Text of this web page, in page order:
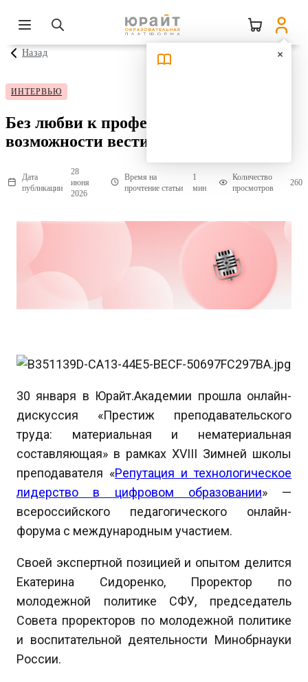
Назад
ИНТЕРВЬЮ
Без любви к профессии сегодня нет
возможности вести занятия
Дата
публикации
28
июня
2026
Время на
прочтение статьи
1
мин
Количество
просмотров
260
30 января в Юрайт.Академии прошла онлайн-
дискуссия «Престиж преподавательского
труда: материальная и нематериальная
составляющая» в рамках XVIII Зимней школы
преподавателя «Репутация и технологическое
лидерство в цифровом образовании» —
всероссийского педагогического онлайн-
форума с международным участием.
Своей экспертной позицией и опытом делится
Екатерина Сидоренко, Проректор по
молодежной политике СФУ, председатель
Совета проректоров по молодежной политике
и воспитательной деятельности Минобрнауки
России.